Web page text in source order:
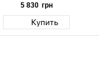
5 830 грн
Купить